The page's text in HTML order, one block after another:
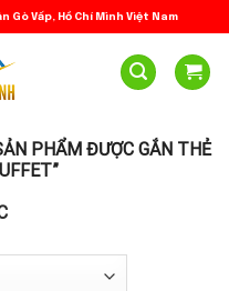
Gò Vấp, Hồ Chí Minh Việt Nam
PHẨM ĐƯỢC GẮN THẺ